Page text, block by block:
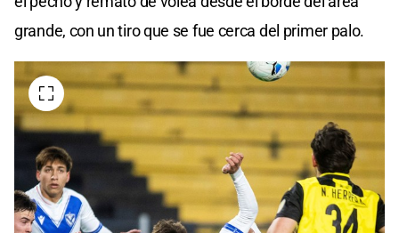
grande, con un tiro que se fue cerca del primer palo.